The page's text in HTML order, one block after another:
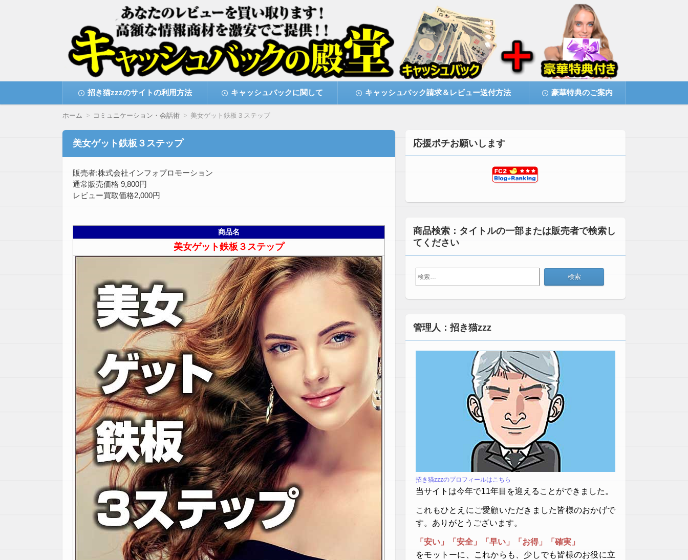
情報商材激安サイト・キャッシュバックの殿堂
高額な情報商材をレビューを買い取ることで激安で購入できます
テ
招き猫zzzのサイトの利用方法 キャッシュバックに関して キャッシュバック請求＆レビュー送付方法 豪華特典のご案内
ホーム コミュニケーション・会話術 美女ゲット鉄板３ステップ
美女ゲット鉄板３ステップ
販売者:株式会社インフォプロモーション
通常販売価格 9,800円
レビュー買取価格2,000円
商品名
美女ゲット鉄板３ステップ
応援ポチお願いします
商品検索：タイトルの一部または販売者で検索し
てください
検
索:
管理人：招き猫zzz
招き猫zzzのプロフィールはこちら
当サイトは今年で11年目を迎えることができました。
これもひとえにご愛顧いただきました皆様のおかげで
す。ありがとうございます。
「安い」「安全」「早い」「お得」「確実」
をモットーに、これからも、少しでも皆様のお役に立